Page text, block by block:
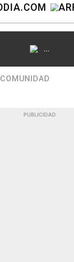
...
PUBLICIDAD